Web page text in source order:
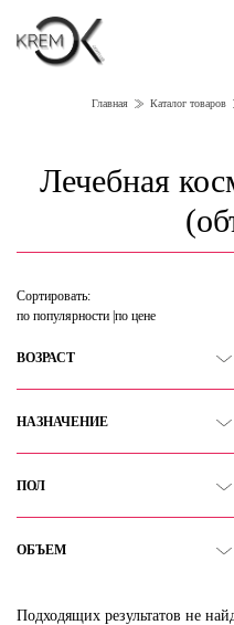
Главная Каталог товаров
Лечебная
Сортировать:
по популярности по цене
ВОЗРАСТ
НАЗНАЧЕНИЕ
ПОЛ
ОБЪЕМ
Подходящих результатов не